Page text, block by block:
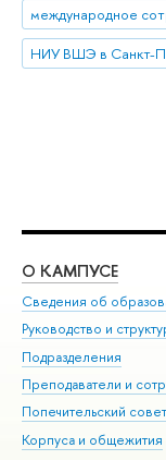
международное
НИУ ВШЭ в Санкт-
О КАМПУСЕ
Сведения об
Руководство и
Подразделения
Преподаватели и
Попечительский совет
Корпуса и общежития